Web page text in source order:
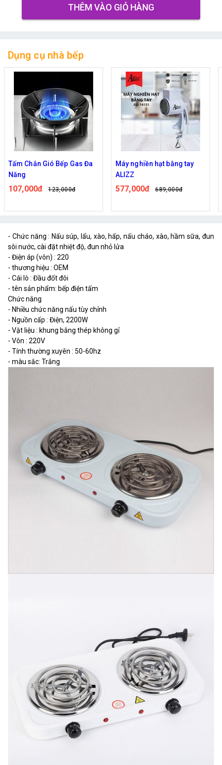
THÊM VÀO GIỎ HÀNG
Dụng cụ nhà bếp
Tấm Chắn Gió Bếp Gas Đa
Năng
107,000đ 123,000đ
Máy nghiền hạt bằng tay
ALIZZ
577,000đ 689,000đ
- Chức năng :Nấu súp, lẩu, xào, hấp, nấu cháo, xào, hầm sữa, đun
sôi nước, cài đặt nhiệt độ, đun nhỏ lửa
- Điện áp (vôn) : 220
- thương hiệu : OEM
- Cái lò : Đầu đốt đôi
- tên sản phẩm: bếp điện tấm
Chức năng
- Nhiều chức năng nấu tùy chỉnh
- Nguồn cấp : Điện, 2200W
- Vật liệu : khung bằng thép không gỉ
- Vôn : 220V
- Tính thường xuyên : 50-60hz
- màu sắc: Trắng